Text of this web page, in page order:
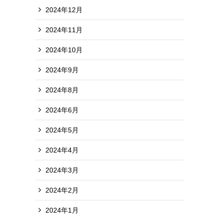
2024年12月
2024年11月
2024年10月
2024年9月
2024年8月
2024年6月
2024年5月
2024年4月
2024年3月
2024年2月
2024年1月